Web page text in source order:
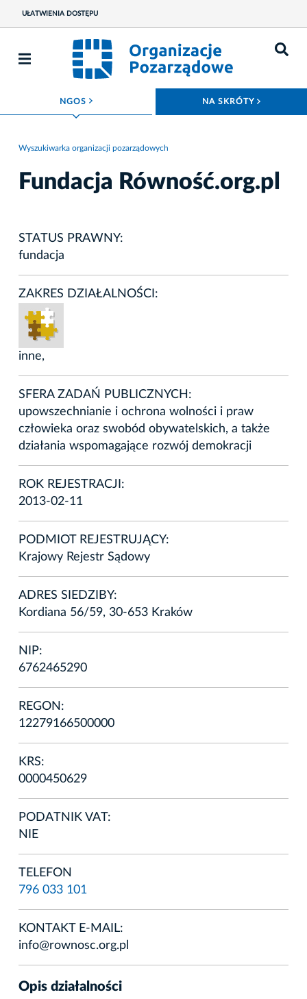
UŁATWIENIA DOSTĘPU
NGOS ROZWIŃ MENU NA SKRÓTY
Wyszukiwarka organizacji pozarządowych
Fundacja Równość.org.pl
STATUS PRAWNY:
fundacja
ZAKRES DZIAŁALNOŚCI:
inne,
SFERA ZADAŃ PUBLICZNYCH:
upowszechnianie i ochrona wolności i praw
człowieka oraz swobód obywatelskich, a także
działania wspomagające rozwój demokracji
ROK REJESTRACJI:
2013-02-11
PODMIOT REJESTRUJĄCY:
Krajowy Rejestr Sądowy
ADRES SIEDZIBY:
Kordiana 56/59, 30-653 Kraków
NIP:
6762465290
REGON:
12279166500000
KRS:
0000450629
PODATNIK VAT:
NIE
TELEFON
796 033 101
KONTAKT E-MAIL:
info@rownosc.org.pl
Opis działalności